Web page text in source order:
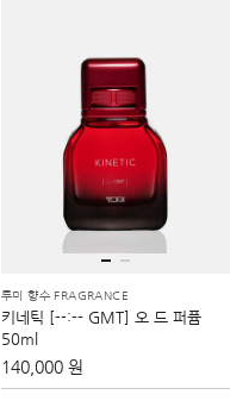
투미 향수 FRAGRANCE
키네틱 [--:-- GMT] 오 드 퍼퓸
50ml
140,000 원